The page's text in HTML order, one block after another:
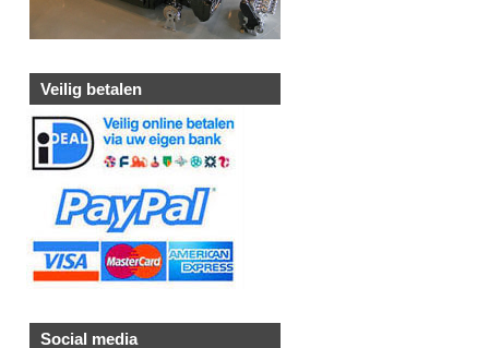
Veilig betalen
Social media